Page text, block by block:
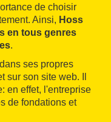
de choisir
Ainsi, Hoss
en tous genres
.
ses propres
sur son site web. Il
en effet, l'entreprise
de fondations et